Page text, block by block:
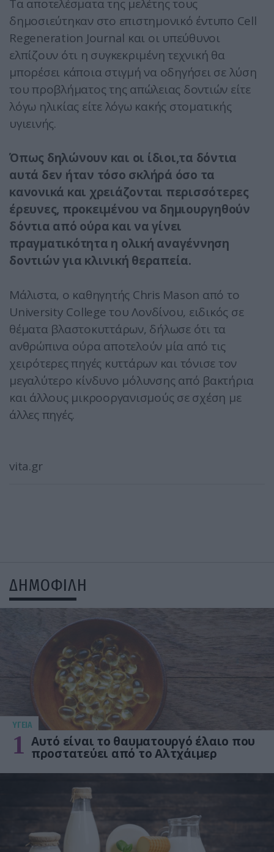
Τα αποτελέσματα της μελέτης τους
δημοσιεύτηκαν στο επιστημονικό έντυπο Cell
Regeneration Journal και οι υπεύθυνοι
ελπίζουν ότι η συγκεκριμένη τεχνική θα
μπορέσει κάποια στιγμή να οδηγήσει σε λύση
του προβλήματος της απώλειας δοντιών είτε
λόγω ηλικίας είτε λόγω κακής στοματικής
υγιεινής.
Όπως δηλώνουν και οι ίδιοι,τα δόντια
αυτά δεν ήταν τόσο σκλήρά όσο τα
κανονικά και χρειάζονται περισσότερες
έρευνες, προκειμένου να δημιουργηθούν
δόντια από ούρα και να γίνει
πραγματικότητα η ολική αναγέννηση
δοντιών για κλινική θεραπεία.
Μάλιστα, ο καθηγητής Chris Mason από το
University College του Λονδίνου, ειδικός σε
θέματα βλαστοκυττάρων, δήλωσε ότι τα
ανθρώπινα ούρα αποτελούν μία από τις
χειρότερες πηγές κυττάρων και τόνισε τον
μεγαλύτερο κίνδυνο μόλυνσης από βακτήρια
και άλλους μικροοργανισμούς σε σχέση με
άλλες πηγές.
vita.gr
ΔΗΜΟΦΙΛΗ
ΥΓΕΙΑ
1 Αυτό είναι το θαυματουργό έλαιο που
προστατεύει από το Αλτχάιμερ